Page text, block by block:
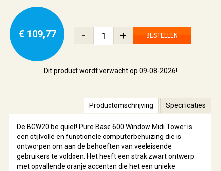
€ 109,77 - + BESTELLEN
Dit product wordt verwacht op 09-08-2026!
Productomschrijving Specificaties
De BGW20 be quiet! Pure Base 600 Window Midi Tower is
een stijlvolle en functionele computerbehuizing die is
ontworpen om aan de behoeften van veeleisende
gebruikers te voldoen. Het heeft een strak zwart ontwerp
met opvallende oranje accenten die het een unieke